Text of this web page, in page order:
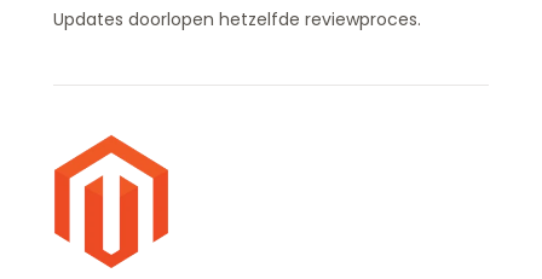
Updates doorlopen hetzelfde reviewproces.